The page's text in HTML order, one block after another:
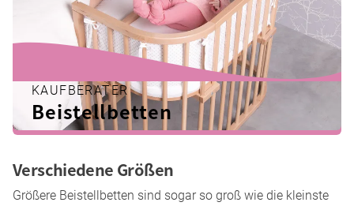
KAUFBERATER
Beistellbetten
Verschiedene Größen
Größere Beistellbetten sind sogar so groß wie die kleinste